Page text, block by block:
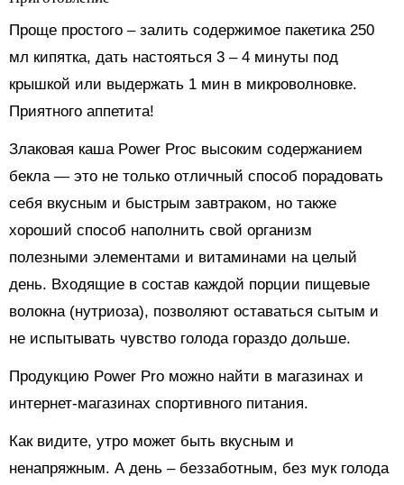
Проще простого – залить содержимое пакетика 250
мл кипятка, дать настояться 3 – 4 минуты под
крышкой или выдержать 1 мин в микроволновке.
Приятного аппетита!
Злаковая каша Power Proс высоким содержанием
бекла — это не только отличный способ порадовать
себя вкусным и быстрым завтраком, но также
хороший способ наполнить свой организм
полезными элементами и витаминами на целый
день. Входящие в состав каждой порции пищевые
волокна (нутриоза), позволяют оставаться сытым и
не испытывать чувство голода гораздо дольше.
Продукцию Power Pro можно найти в магазинах и
интернет-магазинах спортивного питания.
Как видите, утро может быть вкусным и
ненапряжным. А день – беззаботным, без мук голода